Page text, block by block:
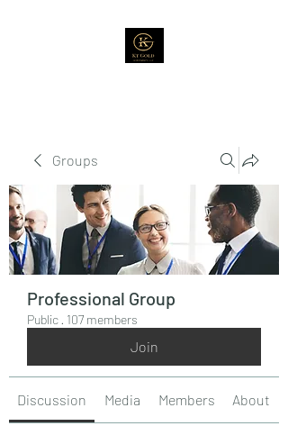
Groups
Professional Group
Public · 107 members
Join
Discussion Media Members About